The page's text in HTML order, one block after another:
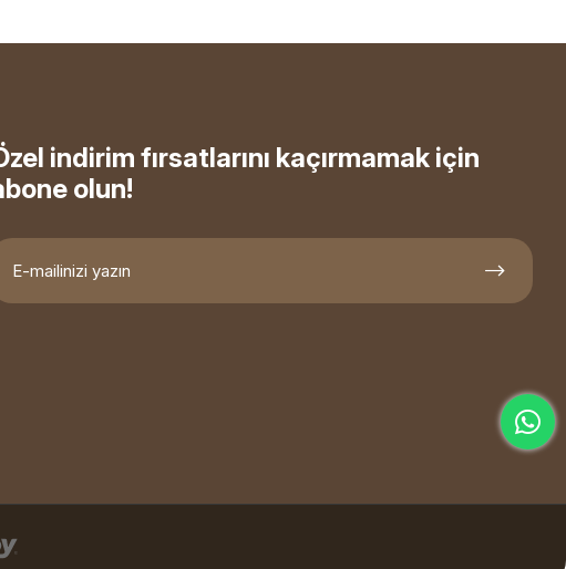
indirim fırsatlarını kaçırmamak için
olun!